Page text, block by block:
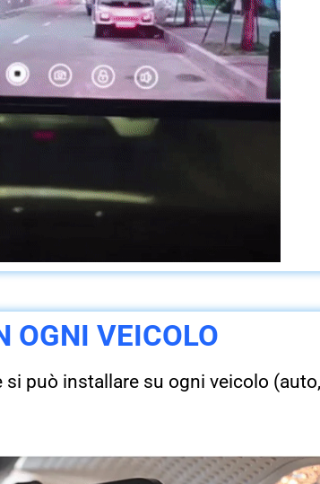
OGNI VEICOLO
può installare su ogni veicolo